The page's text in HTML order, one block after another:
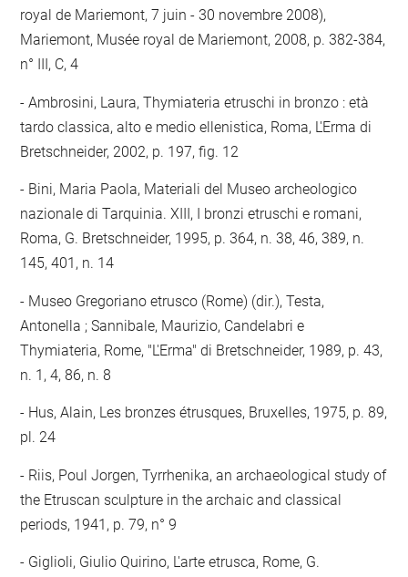
royal de Mariemont, 7 juin - 30 novembre 2008),
Mariemont, Musée royal de Mariemont, 2008, p. 382-384,
n° III, C, 4
Ambrosini, Laura, Thymiateria etruschi in bronzo : età
tardo classica, alto e medio ellenistica, Roma, L'Erma di
Bretschneider, 2002, p. 197, fig. 12
Bini, Maria Paola, Materiali del Museo archeologico
nazionale di Tarquinia. XIII, I bronzi etruschi e romani,
Roma, G. Bretschneider, 1995, p. 364, n. 38, 46, 389, n.
145, 401, n. 14
Museo Gregoriano etrusco (Rome) (dir.), Testa,
Antonella ; Sannibale, Maurizio, Candelabri e
Thymiateria, Rome, "L'Erma" di Bretschneider, 1989, p. 43,
n. 1, 4, 86, n. 8
Hus, Alain, Les bronzes étrusques, Bruxelles, 1975, p. 89,
pl. 24
Riis, Poul Jorgen, Tyrrhenika, an archaeological study of
the Etruscan sculpture in the archaic and classical
periods, 1941, p. 79, n° 9
Giglioli, Giulio Quirino, L'arte etrusca, Rome, G.